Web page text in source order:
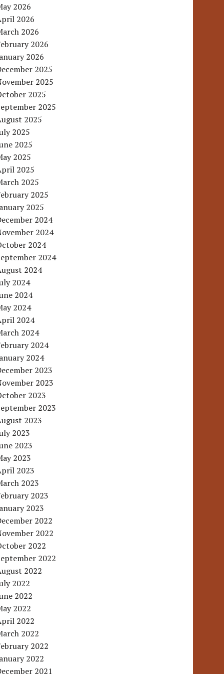
2026
2026
2026
2026
2026
2025
2025
2025
2025
2025
2025
2025
2025
2025
2025
2025
2025
2024
2024
2024
2024
2024
2024
2024
2024
2024
2024
2024
2024
2023
2023
2023
2023
2023
2023
2023
2023
2023
2023
2023
2023
2022
2022
2022
2022
2022
2022
2022
2022
2022
2022
2022
2022
2021